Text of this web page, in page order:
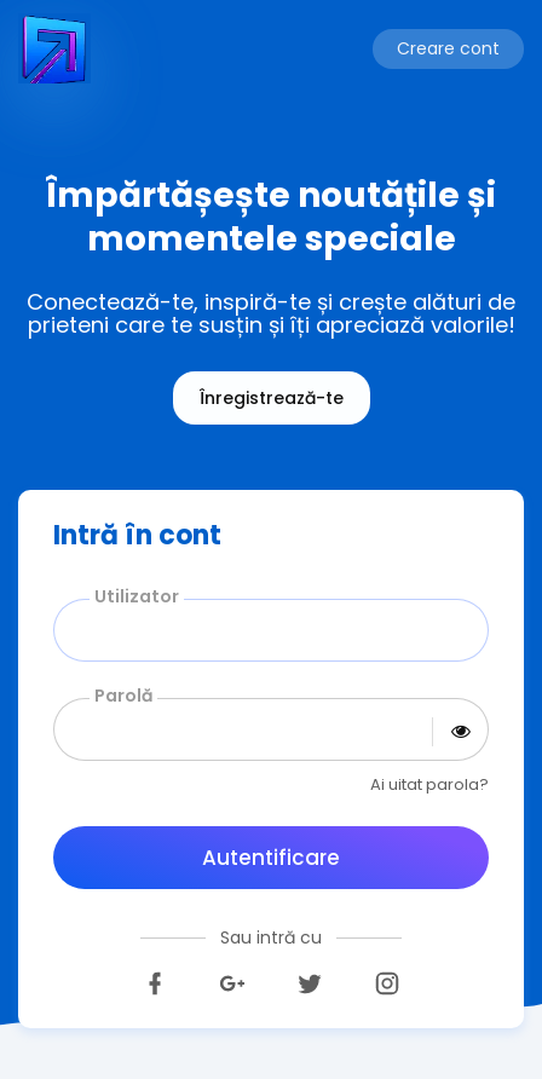
Creare cont
Împărtășește noutățile și
momentele speciale
Conectează-te, inspiră-te și crește alături de
prieteni care te susțin și îți apreciază valorile!
Înregistrează-te
Intră în cont
Utilizator
Parolă
Ai uitat parola?
Autentificare
Sau intră cu